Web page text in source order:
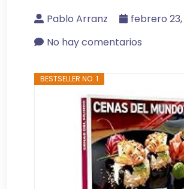
Pablo Arranz
febrero
No hay comentarios
BESTSELLER NO. 1